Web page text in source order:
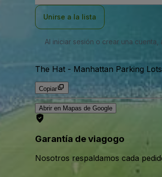
Unirse a la lista
Al iniciar sesión o crear una cuenta,
The Hat - Manhattan Parking
Copiar
Abrir en Mapas de Google
Garantía de viagogo
Nosotros respaldamos cada